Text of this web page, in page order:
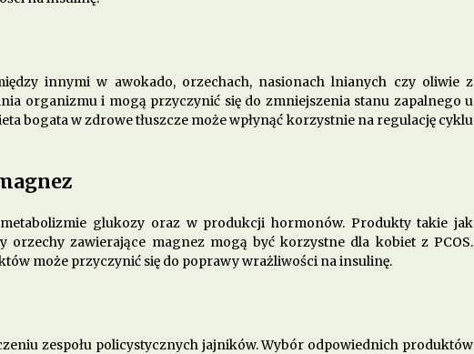
innymi w awokado, orzechach, nasionach lnianych czy oliwie z
organizmu i mogą przyczynić się do zmniejszenia stanu zapalnego u
bogata w zdrowe tłuszcze może wpłynąć korzystnie na regulację cyklu
glukozy oraz w produkcji hormonów. Produkty takie jak
orzechy zawierające magnez mogą być korzystne dla kobiet z PCOS.
może przyczynić się do poprawy wrażliwości na insulinę.
zespołu policystycznych jajników. Wybór odpowiednich produktów